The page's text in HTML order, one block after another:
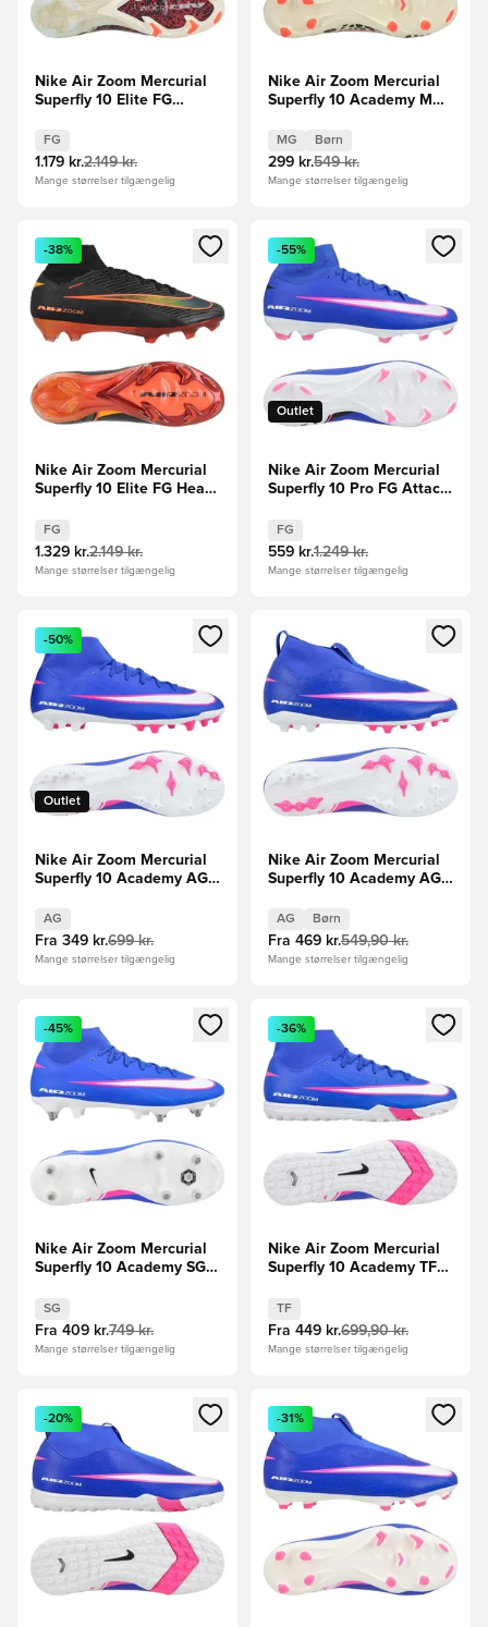
Nike Air Zoom Mercurial
Superfly 10 Elite FG
Bordeaux/Sølv/Rød/Grå
FG
1.179 kr.2.149 kr.
Mange størrelser tilgængelig
Nike Air Zoom Mercurial
Superfly 10 Academy MG
Bordeaux/Sølv/Rød/Grå
Børn
MG Børn
299 kr.549 kr.
Mange størrelser tilgængelig
Åbner en Modal til at logge ind eller tilmelde dig som
-38%
Nike Air Zoom Mercurial
Superfly 10 Elite FG Heat
FG
1.329 kr.2.149 kr.
Mange størrelser tilgængelig
Åbner en Modal til at logge
Outlet
-55%
Nike Air Zoom Mercurial
Superfly 10 Pro FG Attack
FG
559 kr.1.249 kr.
Mange størrelser tilgængelig
Åbner en Modal til at logge ind eller tilmelde dig som
Outlet
-50%
Nike Air Zoom Mercurial
Superfly 10 Academy AG
AG
Fra 349 kr.699 kr.
Mange størrelser tilgængelig
Åbner en Modal til at logge
Nike Air Zoom Mercurial
Superfly 10 Academy AG
AG Børn
Fra 469 kr.549,90 kr.
Mange størrelser tilgængelig
Åbner en Modal til at logge ind eller tilmelde dig som
-45%
Nike Air Zoom Mercurial
Superfly 10 Academy SG-
Blå/Hvid
SG
Fra 409 kr.749 kr.
Mange størrelser tilgængelig
Åbner en Modal til at logge
-36%
Nike Air Zoom Mercurial
Superfly 10 Academy TF
TF
Fra 449 kr.699,90 kr.
Mange størrelser tilgængelig
Åbner en Modal til at logge ind eller tilmelde dig som
-20%
Åbner en Modal til at logge
-31%